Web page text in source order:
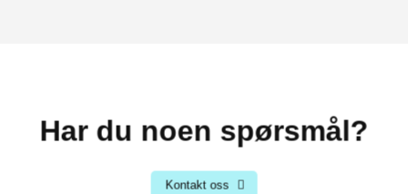
Har du noen spørsmål?
Kontakt oss